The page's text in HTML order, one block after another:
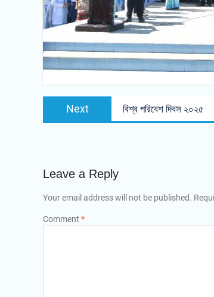
Post
navigation
Next
Next
post:
বিশ্ব পরিবেশ দিবস ২০২৫
Leave a Reply
Your email address will not be published.
Comment *